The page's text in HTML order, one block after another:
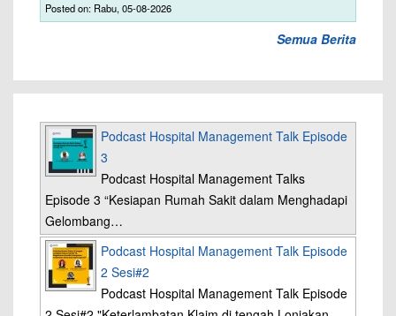
Posted on: Rabu, 05-08-2026
Semua Berita
Podcast Hospital Management Talk Episode
3
Podcast Hospital Management Talks
Episode 3 “Kesiapan Rumah Sakit dalam Menghadapi
Gelombang…
Podcast Hospital Management Talk Episode
2 Sesi#2
Podcast Hospital Management Talk Episode